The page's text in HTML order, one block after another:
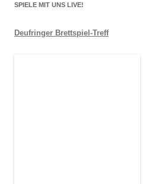
SPIELE MIT UNS LIVE!
Deufringer Brettspiel-Treff